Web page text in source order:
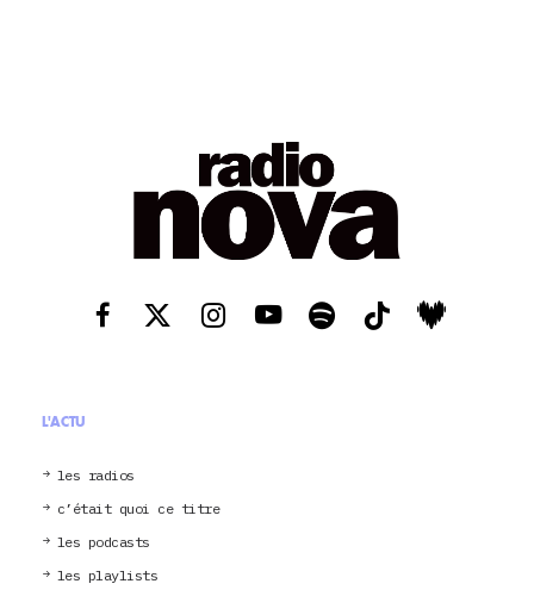
L'ACTU
les radios
c’était quoi ce titre
les podcasts
les playlists